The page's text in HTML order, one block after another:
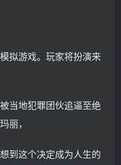
拟游戏。玩家将扮演来
当地犯罪团伙追逼至绝
丽，
到这个决定成为人生的